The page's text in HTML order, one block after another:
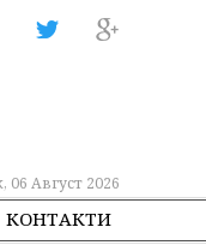
Август 2026
КОНТАКТИ